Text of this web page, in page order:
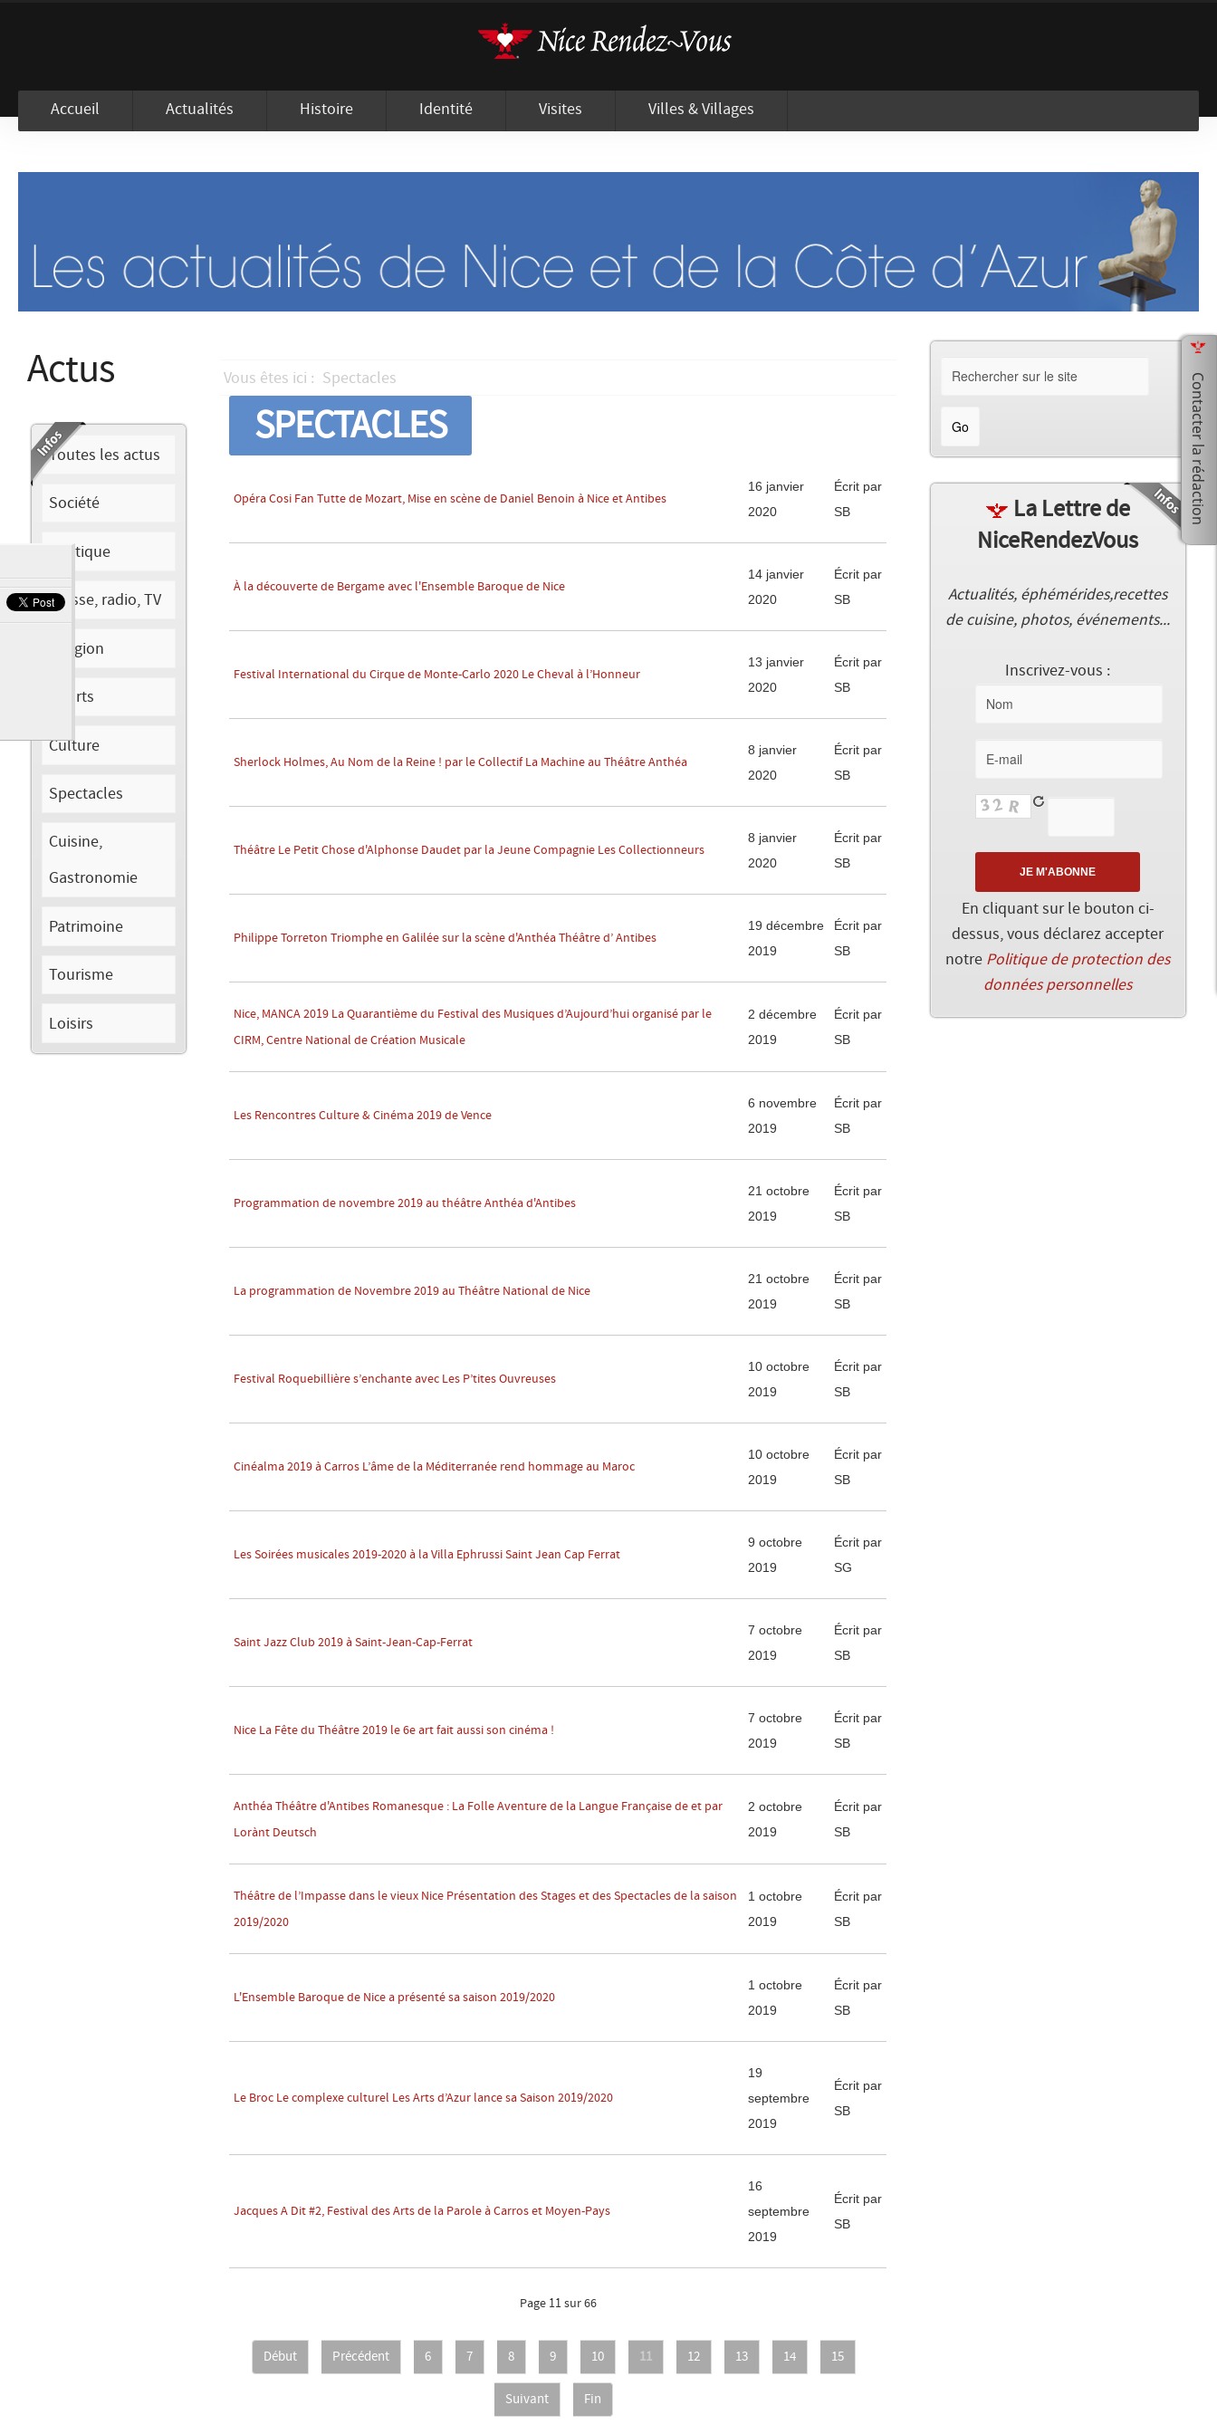
Accueil Actualités Histoire Identité Visites Villes & Villages
Actus
Toutes les actus
Société
Politique
Presse, radio, TV
Religion
Sports
Culture
Spectacles
Cuisine,
Gastronomie
Patrimoine
Tourisme
Loisirs
Vous êtes ici : Spectacles
SPECTACLES
Opéra Cosi Fan Tutte de Mozart, Mise en scène de Daniel Benoin à Nice et Antibes
16 janvier
2020
Écrit par
SB
À la découverte de Bergame avec l'Ensemble Baroque de Nice
14 janvier
2020
Écrit par
SB
Festival International du Cirque de Monte-Carlo 2020 Le Cheval à l’Honneur
13 janvier
2020
Écrit par
SB
Sherlock Holmes, Au Nom de la Reine ! par le Collectif La Machine au Théâtre Anthéa
8 janvier
2020
Écrit par
SB
Théâtre Le Petit Chose d'Alphonse Daudet par la Jeune Compagnie Les Collectionneurs
8 janvier
2020
Écrit par
SB
Philippe Torreton Triomphe en Galilée sur la scène d'Anthéa Théâtre d’ Antibes
19 décembre
2019
Écrit par
SB
Nice, MANCA 2019 La Quarantième du Festival des Musiques d’Aujourd’hui organisé par le
CIRM, Centre National de Création Musicale
2 décembre
2019
Écrit par
SB
Les Rencontres Culture & Cinéma 2019 de Vence
6 novembre
2019
Écrit par
SB
Programmation de novembre 2019 au théâtre Anthéa d'Antibes
21 octobre
2019
Écrit par
SB
La programmation de Novembre 2019 au Théâtre National de Nice
21 octobre
2019
Écrit par
SB
Festival Roquebillière s’enchante avec Les P’tites Ouvreuses
10 octobre
2019
Écrit par
SB
Cinéalma 2019 à Carros L’âme de la Méditerranée rend hommage au Maroc
10 octobre
2019
Écrit par
SB
Les Soirées musicales 2019-2020 à la Villa Ephrussi Saint Jean Cap Ferrat
9 octobre
2019
Écrit par
SG
Saint Jazz Club 2019 à Saint-Jean-Cap-Ferrat
7 octobre
2019
Écrit par
SB
Nice La Fête du Théâtre 2019 le 6e art fait aussi son cinéma !
7 octobre
2019
Écrit par
SB
Anthéa Théâtre d'Antibes Romanesque : La Folle Aventure de la Langue Française de et par
Lorànt Deutsch
2 octobre
2019
Écrit par
SB
Théâtre de l’Impasse dans le vieux Nice Présentation des Stages et des Spectacles de la saison
2019/2020
1 octobre
2019
Écrit par
SB
L'Ensemble Baroque de Nice a présenté sa saison 2019/2020
1 octobre
2019
Écrit par
SB
Le Broc Le complexe culturel Les Arts d’Azur lance sa Saison 2019/2020
19
septembre
2019
Écrit par
SB
Jacques A Dit #2, Festival des Arts de la Parole à Carros et Moyen-Pays
16
septembre
2019
Écrit par
SB
Page 11 sur 66
Début Précédent 6 7 8 9 10 11 12 13 14 15
Suivant Fin
La Lettre de
NiceRendezVous
Actualités, éphémérides,recettes
de cuisine, photos, événements...
Inscrivez-vous :
En cliquant sur le bouton ci-
dessus, vous déclarez accepter
notre Politique de protection des
données personnelles